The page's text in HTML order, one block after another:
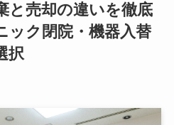
と売却の違いを徹底
ック閉院・機器入替
択